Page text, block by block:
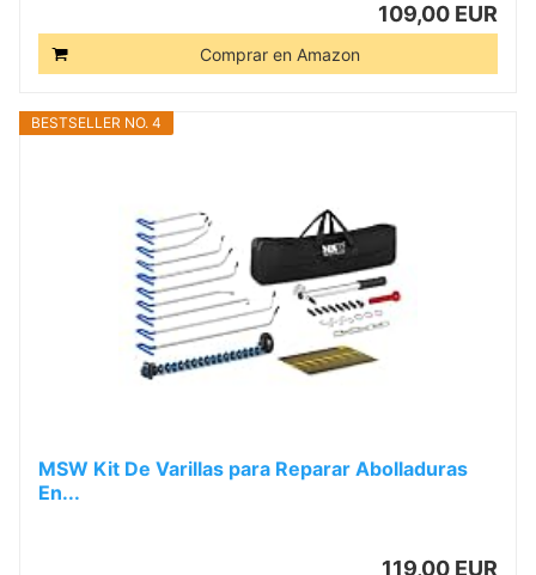
109,00 EUR
Comprar en Amazon
BESTSELLER NO. 4
MSW Kit De Varillas para Reparar Abolladuras
En...
119,00 EUR